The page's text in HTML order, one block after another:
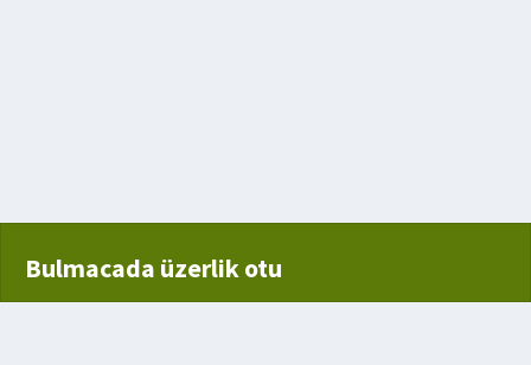
Bulmacada üzerlik otu